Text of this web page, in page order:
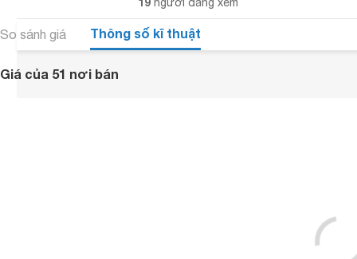
So sánh giá Thông số kĩ thuật
Giá của 51 nơi bán